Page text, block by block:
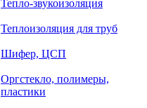
Тепло-звукоизоляция
Теплоизоляция для труб
Шифер, ЦСП
Оргстекло, полимеры,
пластики